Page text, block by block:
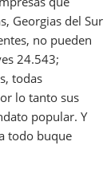
Georgias del Sur
no pueden
24.543;
todas
lo tanto sus
popular. Y
todo buque